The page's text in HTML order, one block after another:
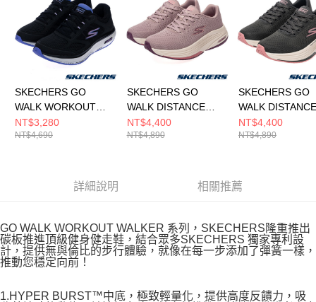
SKECHERS GO
WALK WORKOUT
WALKER 女 健走鞋
125025WBKLV
NT$3,280
NT$4,690
SKECHERS GO
WALK DISTANCE
WALKER 女 健走鞋
125028MVPR
NT$4,400
NT$4,890
SKECHERS GO
WALK DISTANCE
WALKER 女 健走
125028CCPK
NT$4,400
NT$4,890
詳細說明 相關推薦
GO WALK WORKOUT WALKER 系列，SKECHERS隆重推出
碳板推進頂級健身健走鞋，結合眾多SKECHERS 獨家專利設
計，提供無與倫比的步行體驗，就像在每一步添加了彈簧一樣，
推動您穩定向前！
1.HYPER BURST™中底，極致輕量化，提供高度反饋力，吸